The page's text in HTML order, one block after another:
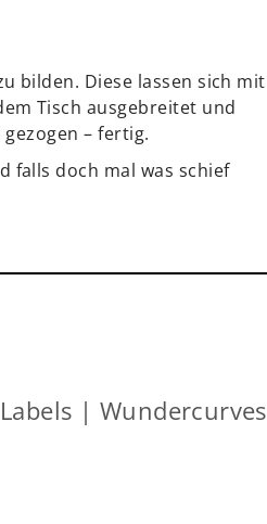
bilden. Diese lassen sich mit
Tisch ausgebreitet und
– fertig.
falls doch mal was schief
| Wundercurves